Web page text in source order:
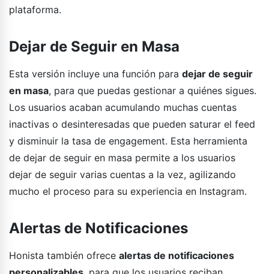
plataforma.
Dejar de Seguir en Masa
Esta versión incluye una función para dejar de seguir
en masa, para que puedas gestionar a quiénes sigues.
Los usuarios acaban acumulando muchas cuentas
inactivas o desinteresadas que pueden saturar el feed
y disminuir la tasa de engagement. Esta herramienta
de dejar de seguir en masa permite a los usuarios
dejar de seguir varias cuentas a la vez, agilizando
mucho el proceso para su experiencia en Instagram.
Alertas de Notificaciones
Honista también ofrece alertas de notificaciones